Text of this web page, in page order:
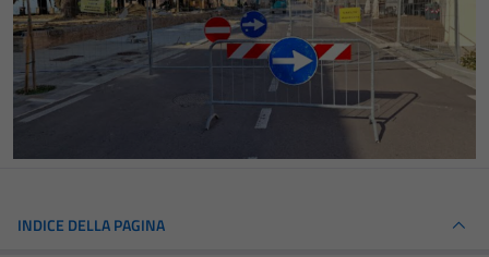
INDICE DELLA PAGINA